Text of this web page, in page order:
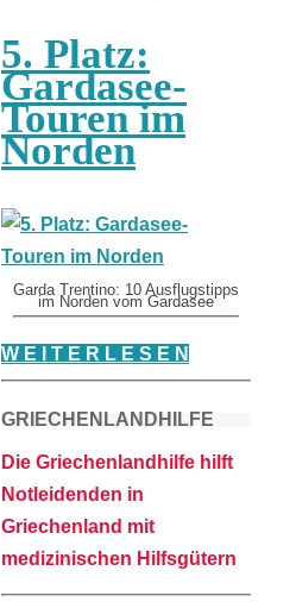
5. Platz:
Gardasee-
Touren im
Norden
Garda Trentino: 10 Ausflugstipps
im Norden vom Gardasee
W E I T E R L E S E N
GRIECHENLANDHILFE
Die Griechenlandhilfe hilft
Notleidenden in
Griechenland mit
medizinischen Hilfsgütern